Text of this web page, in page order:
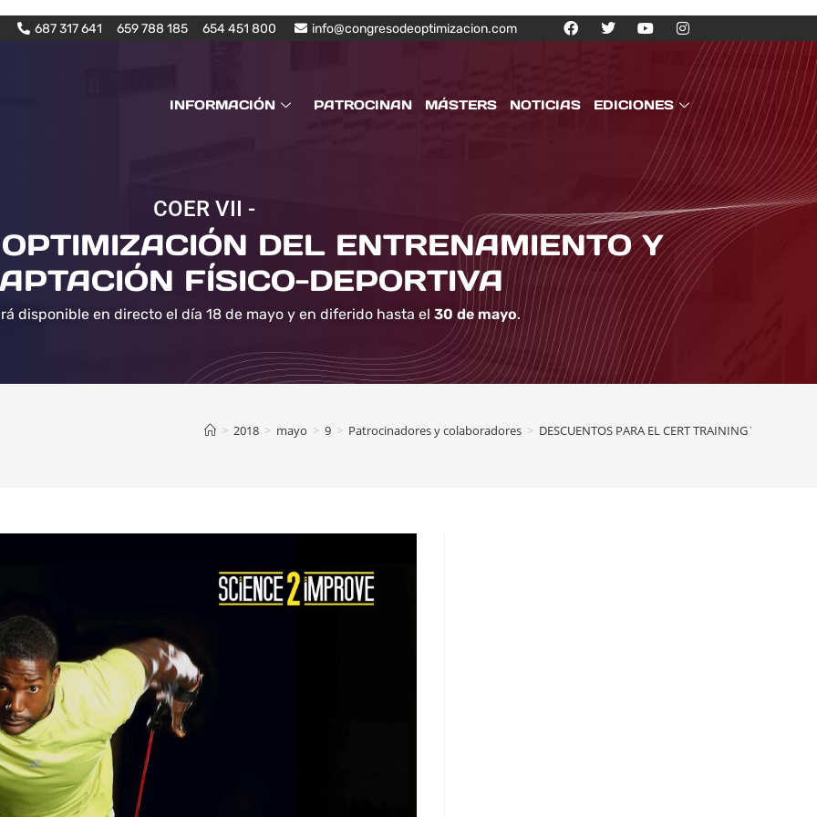
687 317 641 659 788 185 654 451 800 info@congresodeoptimizacion.com
INFORMACIÓN PATROCINAN MÁSTERS NOTICIAS EDICIONES
COER VII -
DEL ENTRENAMIENTO Y
FÍSICO-DEPORTIVA
disponible en directo el día 18 de mayo y en diferido hasta el 30 de mayo.
> 2018 > mayo > 9 > Patrocinadores y colaboradores > DESCUENTOS PARA EL CERT TRAINING VERTIMAX